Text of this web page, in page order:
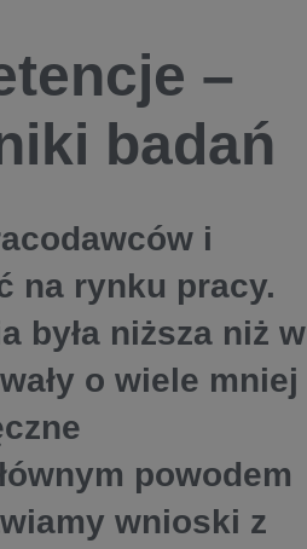
–
badań
i
na rynku pracy.
była niższa niż w
o wiele mniej
powodem
wnioski z